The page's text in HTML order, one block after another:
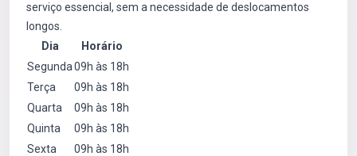
serviço essencial, sem a necessidade de deslocamentos
longos.
Dia
Horário
Segunda09h às 18h
Terça
09h às 18h
Quarta
09h às 18h
Quinta
09h às 18h
Sexta
09h às 18h